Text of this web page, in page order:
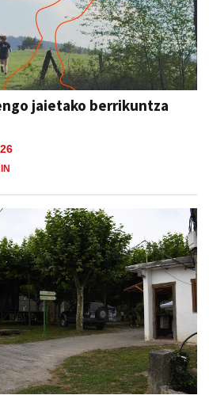
jaietako berrikuntza